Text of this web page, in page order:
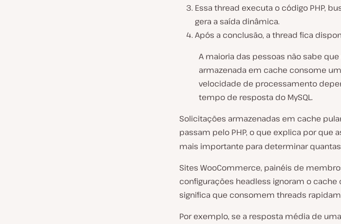
Essa thread executa o código PHP,
gera a saída dinâmica.
Após a conclusão, a thread fica
A maioria das pessoas não sabe
armazenada em cache consome
velocidade de processamento
tempo de resposta do MySQL.
Solicitações armazenadas em cache
passam pelo PHP, o que explica por que
mais importante para determinar
Sites WooCommerce, painéis de
configurações headless ignoram o
significa que consomem threads
Por exemplo, se a resposta média de